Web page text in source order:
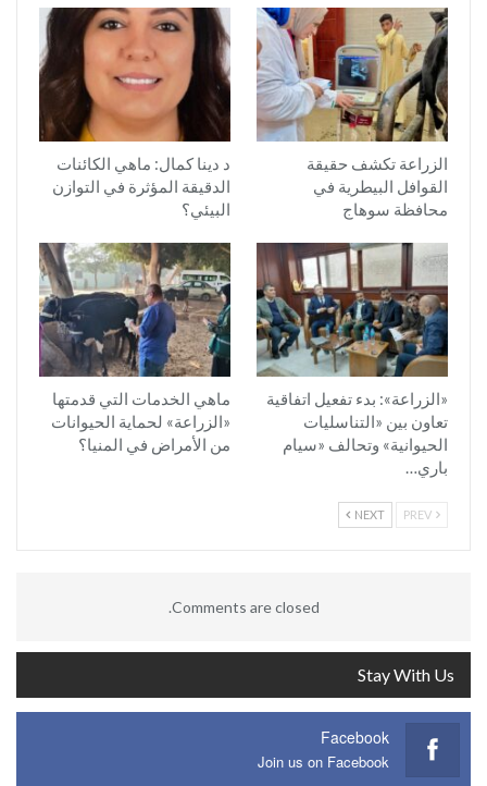
الزراعة تكشف حقيقة
القوافل البيطرية في
محافظة سوهاج
د دينا كمال: ماهي الكائنات
الدقيقة المؤثرة في التوازن
البيئي؟
«الزراعة»: بدء تفعيل اتفاقية
تعاون بين «التناسليات
الحيوانية» وتحالف «سيام
باري…
ماهي الخدمات التي قدمتها
«الزراعة» لحماية الحيوانات
من الأمراض في المنيا؟
NEXT
Comments are closed.
Stay With Us
Facebook
Join us on Facebook